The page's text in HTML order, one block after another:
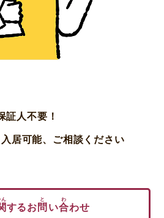
証人不要！
居可能、 ご相談ください
ん
するお問
と
い合
わ
わせ